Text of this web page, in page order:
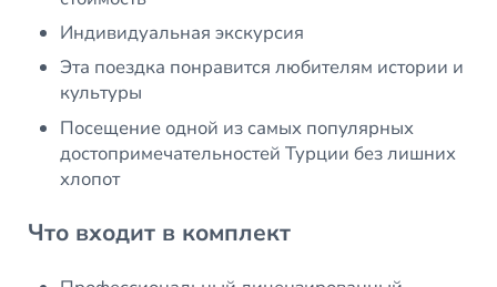
Индивидуальная экскурсия
Эта поездка понравится любителям истории и
культуры
Посещение одной из самых популярных
достопримечательностей Турции без лишних
хлопот
Что входит в комплект